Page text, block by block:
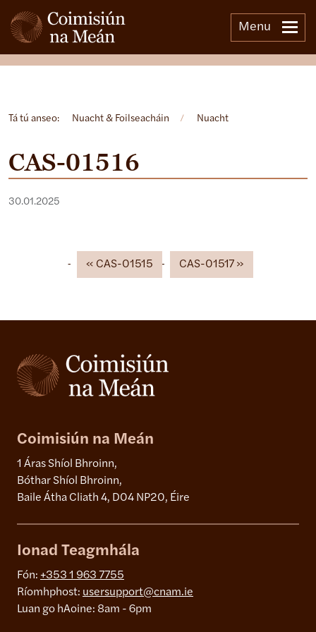
Menu
Tá tú anseo: Nuacht & Foilseacháin / Nuacht
CAS-01516
30.01.2025
CAS-01515 CAS-01517
Open side menu
Coimisiún na Meán
1 Áras Shíol Bhroinn,
Bóthar Shíol Bhroinn,
Baile Átha Cliath 4, D04 NP20, Éire
Ionad Teagmhála
Fón: +353 1 963 7755
Ríomhphost: usersupport@cnam.ie
Luan go hAoine: 8am - 6pm